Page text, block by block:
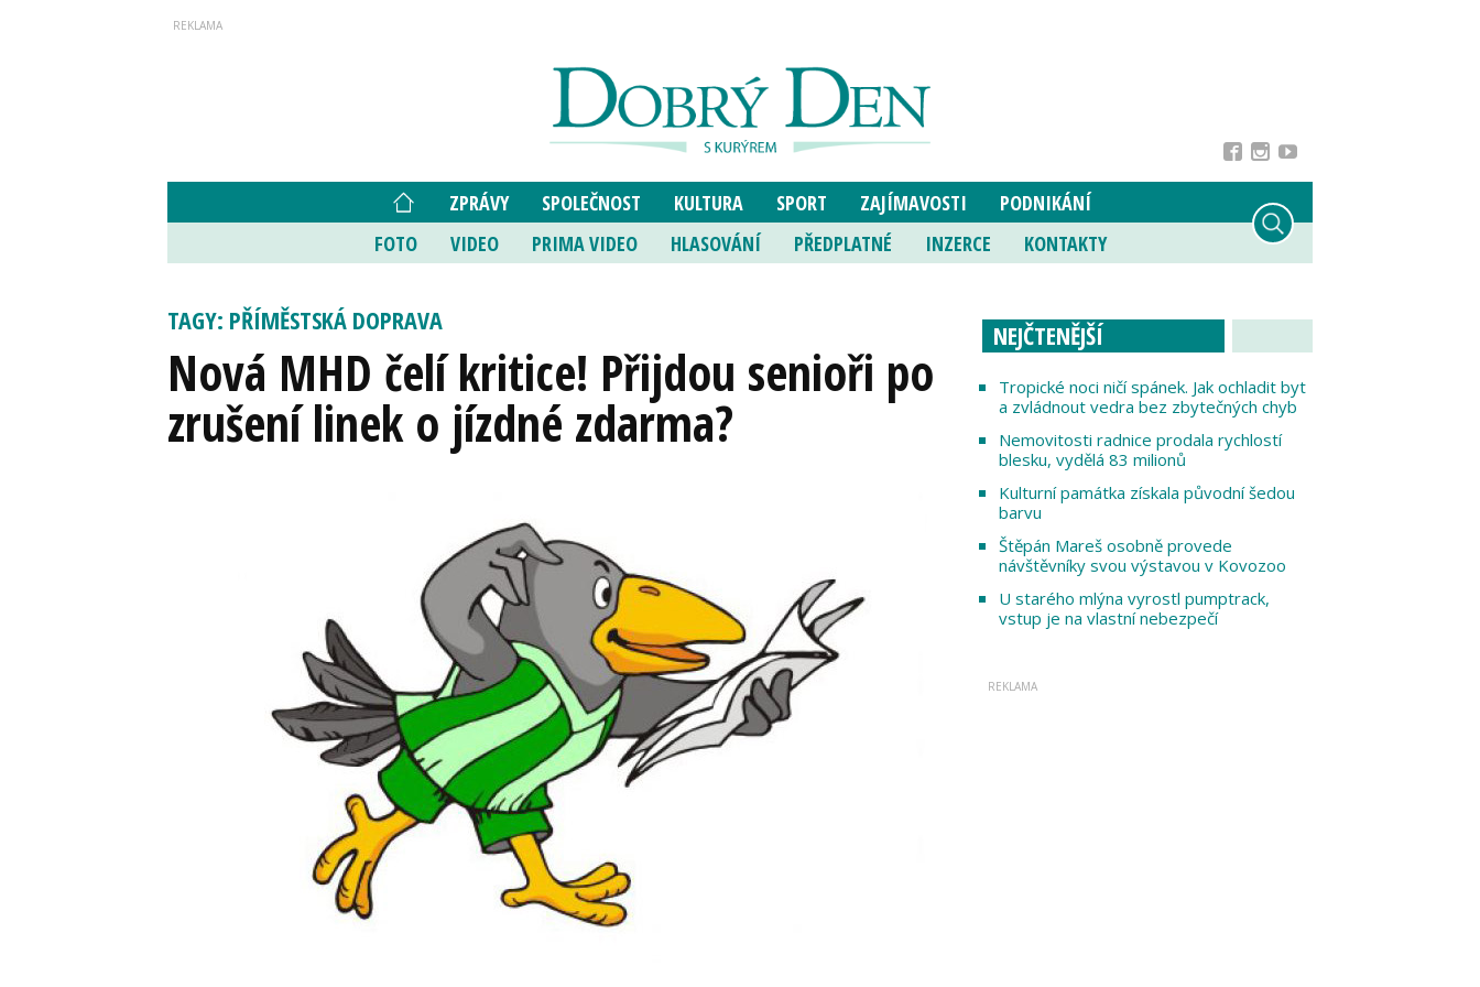
ZPRÁVY SPOLEČNOST KULTURA SPORT ZAJÍMAVOSTI
PODNIKÁNÍ
FOTO
VIDEO PRIMA VIDEO HLASOVÁNÍ PŘEDPLATNÉ INZERCE KONTAKTY
TAGY: PŘÍMĚSTSKÁ DOPRAVA
Nová MHD čelí kritice! Přijdou senioři po
zrušení linek o jízdné zdarma?
NEJČTENĚJŠÍ
Tropické noci ničí spánek. Jak ochladit byt
a zvládnout vedra bez zbytečných chyb
Nemovitosti radnice prodala rychlostí
blesku, vydělá 83 milionů
Kulturní památka získala původní šedou
barvu
Štěpán Mareš osobně provede
návštěvníky svou výstavou v Kovozoo
U starého mlýna vyrostl pumptrack,
vstup je na vlastní nebezpečí